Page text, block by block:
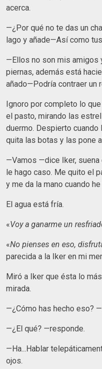
acerca.
—¿Por qué no te das un
lago y añade—Así como
—Ellos no son mis amigos
piernas, además está
añado—Podría contraer un
Ignoro por completo lo
el pasto, mirando las
duermo. Despierto cuando
quita las botas y las pone
—Vamos —dice Iker, suena
le hago caso. Me quito el
y me da la mano cuando
El agua está fría.
«Voy a ganarme un
«No pienses en eso,
parecida a la Iker en mi
Miró a Iker que ésta lo
mirada.
—¿Cómo has hecho eso?
—¿El qué? —responde.
—Ha...Hablar
ojos.